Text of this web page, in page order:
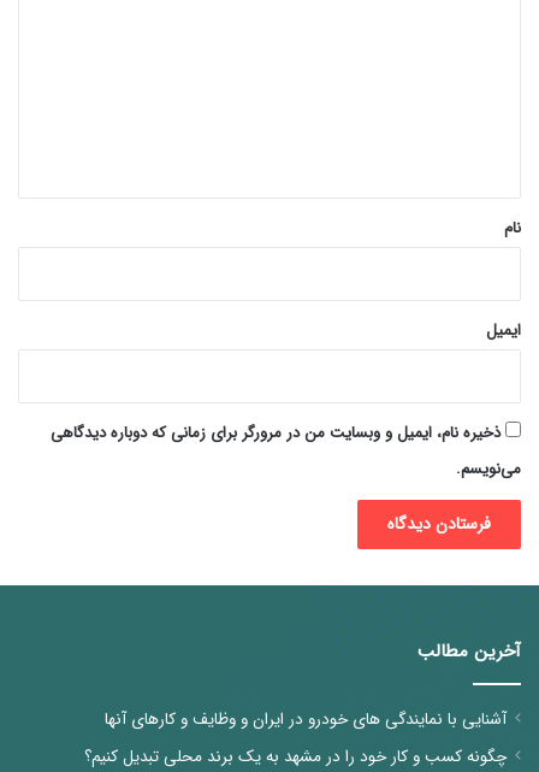
نام
ایمیل
ذخیره نام، ایمیل و وبسایت من در مرورگر برای زمانی که دوباره دیدگاهی
می‌نویسم.
آخرین مطالب
آشنایی با نمایندگی های خودرو در ایران و وظایف و کارهای آنها
چگونه کسب و کار خود را در مشهد به یک برند محلی تبدیل کنیم؟